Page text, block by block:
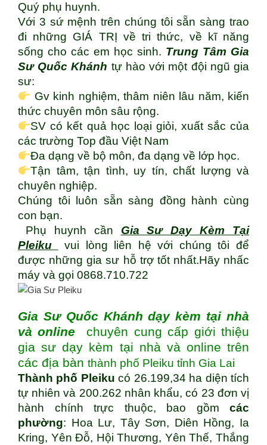
Quý phụ huynh.
Với 3 sứ mệnh trên chúng tôi sẵn sàng trao
đi những GIÁ TRỊ về tri thức, về kĩ năng
sống cho các em học sinh. Trung Tâm Gia
Sư Quốc Khánh tự hào với một đội ngũ gia
sư:
Gv kinh nghiệm, thâm niên lâu năm, kiến
thức chuyên môn sâu rộng.
SV có kết quả học loại giỏi, xuất sắc của
các trường Top đầu Việt Nam
Đa dạng về bộ môn, đa dạng về lớp học.
Tận tâm, tận tình, uy tín, chất lượng và
chuyên nghiệp.
Chúng tôi luôn sẵn sàng đồng hành cùng
con bạn.
Phụ huynh cần Gia Sư Dạy Kèm Tại
Pleiku
vui lòng liên hệ với chúng tôi để
được những gia sư hỗ trợ tốt nhất.Hãy nhấc
máy và gọi 0868.710.722
Gia Sư Quốc Khánh dạy kèm tại nhà
và online chuyên cung cấp giới thiệu
gia sư dạy kèm tại nhà và online trên
các địa bàn thành phố Pleiku tỉnh Gia Lai
Thành phố Pleiku có 26.199,34 ha diện tích
tự nhiên và 200.262 nhân khẩu, có 23 đơn vị
hành chính trực thuộc, bao gồm các
phường: Hoa Lư, Tây Sơn, Diên Hồng, Ia
Kring, Yên Đỗ, Hội Thương, Yên Thế, Thắng